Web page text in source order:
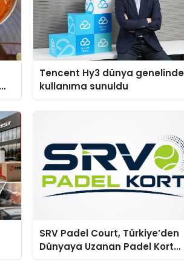
Tencent Hy3 dünya genelinde
kullanıma sunuldu
SRV Padel Court, Türkiye’den
Dünyaya Uzanan Padel Kort
Üretiminde Güvenin Adresi